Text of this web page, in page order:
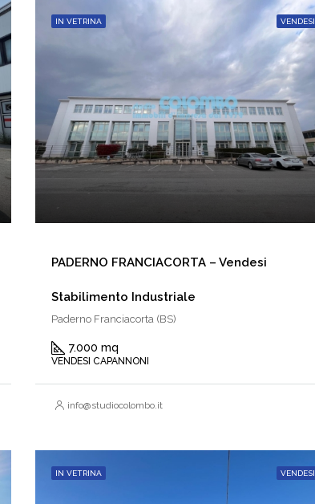
IN VETRINA VENDESI
PADERNO FRANCIACORTA – Vendesi
Stabilimento Industriale
Paderno Franciacorta (BS)
7.000 mq
VENDESI CAPANNONI
info@studiocolombo.it
IN VETRINA VENDESI